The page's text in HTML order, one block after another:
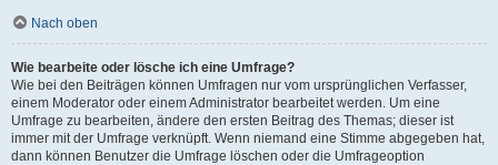
Nach oben
Wie bearbeite oder lösche ich eine Umfrage?
Wie bei den Beiträgen können Umfragen nur vom ursprünglichen Verfasser,
einem Moderator oder einem Administrator bearbeitet werden. Um eine
Umfrage zu bearbeiten, ändere den ersten Beitrag des Themas; dieser ist
immer mit der Umfrage verknüpft. Wenn niemand eine Stimme abgegeben hat,
dann können Benutzer die Umfrage löschen oder die Umfrageoption